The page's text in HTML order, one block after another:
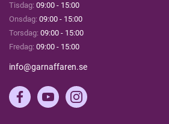
Tisdag: 09:00 - 15:00
Onsdag: 09:00 - 15:00
Torsdag: 09:00 - 15:00
Fredag: 09:00 - 15:00
info@garnaffaren.se